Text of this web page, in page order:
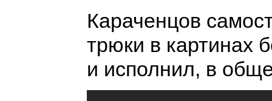
Караченцов
трюки в картинах
и исполнил, в